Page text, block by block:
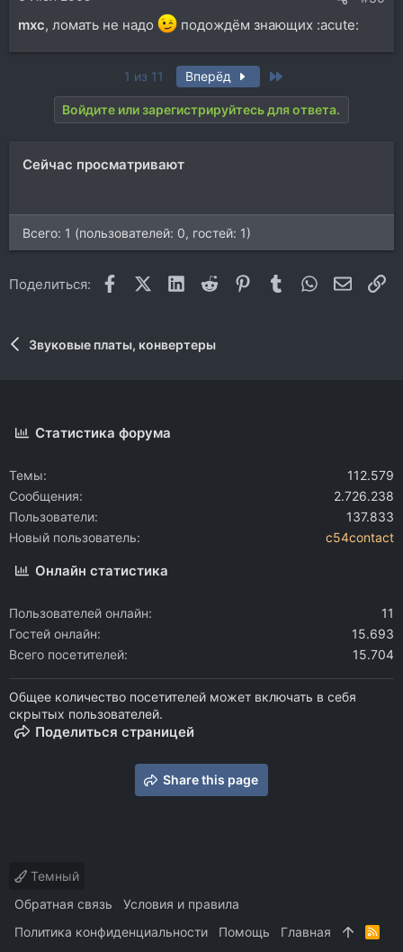
mxc, ломать не надо подождём знающих :acute:
1 из 11 Вперёд
Войдите или зарегистрируйтесь для ответа.
Сейчас просматривают
Всего: 1 (пользователей: 0, гостей: 1)
Поделиться: FacebookX (Twitter)
LinkedIn
Reddit Pinterest
Tumblr WhatsApp
Звуковые платы, конвертеры
Статистика форума
Темы
112.579
Сообщения
2.726.238
Пользователи
137.833
Новый пользователь
c54contact
Онлайн статистика
Пользователей онлайн
11
Гостей онлайн
15.693
Всего посетителей
15.704
Общее количество посетителей может включать в себя
скрытых пользователей.
Поделиться страницей
Share this page
Темный
Обратная связь
Условия и правила
Политика конфиденциальности
Помощь Главная
R